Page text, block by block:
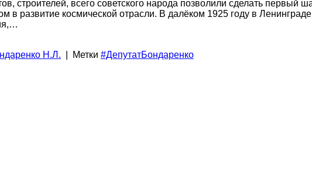
строителей, всего советского народа позволили сделать первый
в развитие космической отрасли. В далёком 1925 году в Ленинграде
Н.Л. Метки #ДепутатБондаренко